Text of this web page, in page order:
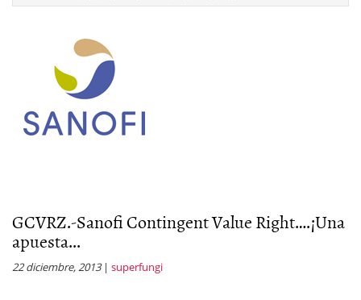
GCVRZ.-Sanofi Contingent Value Right….¡Una
apuesta...
22 diciembre, 2013| superfungi